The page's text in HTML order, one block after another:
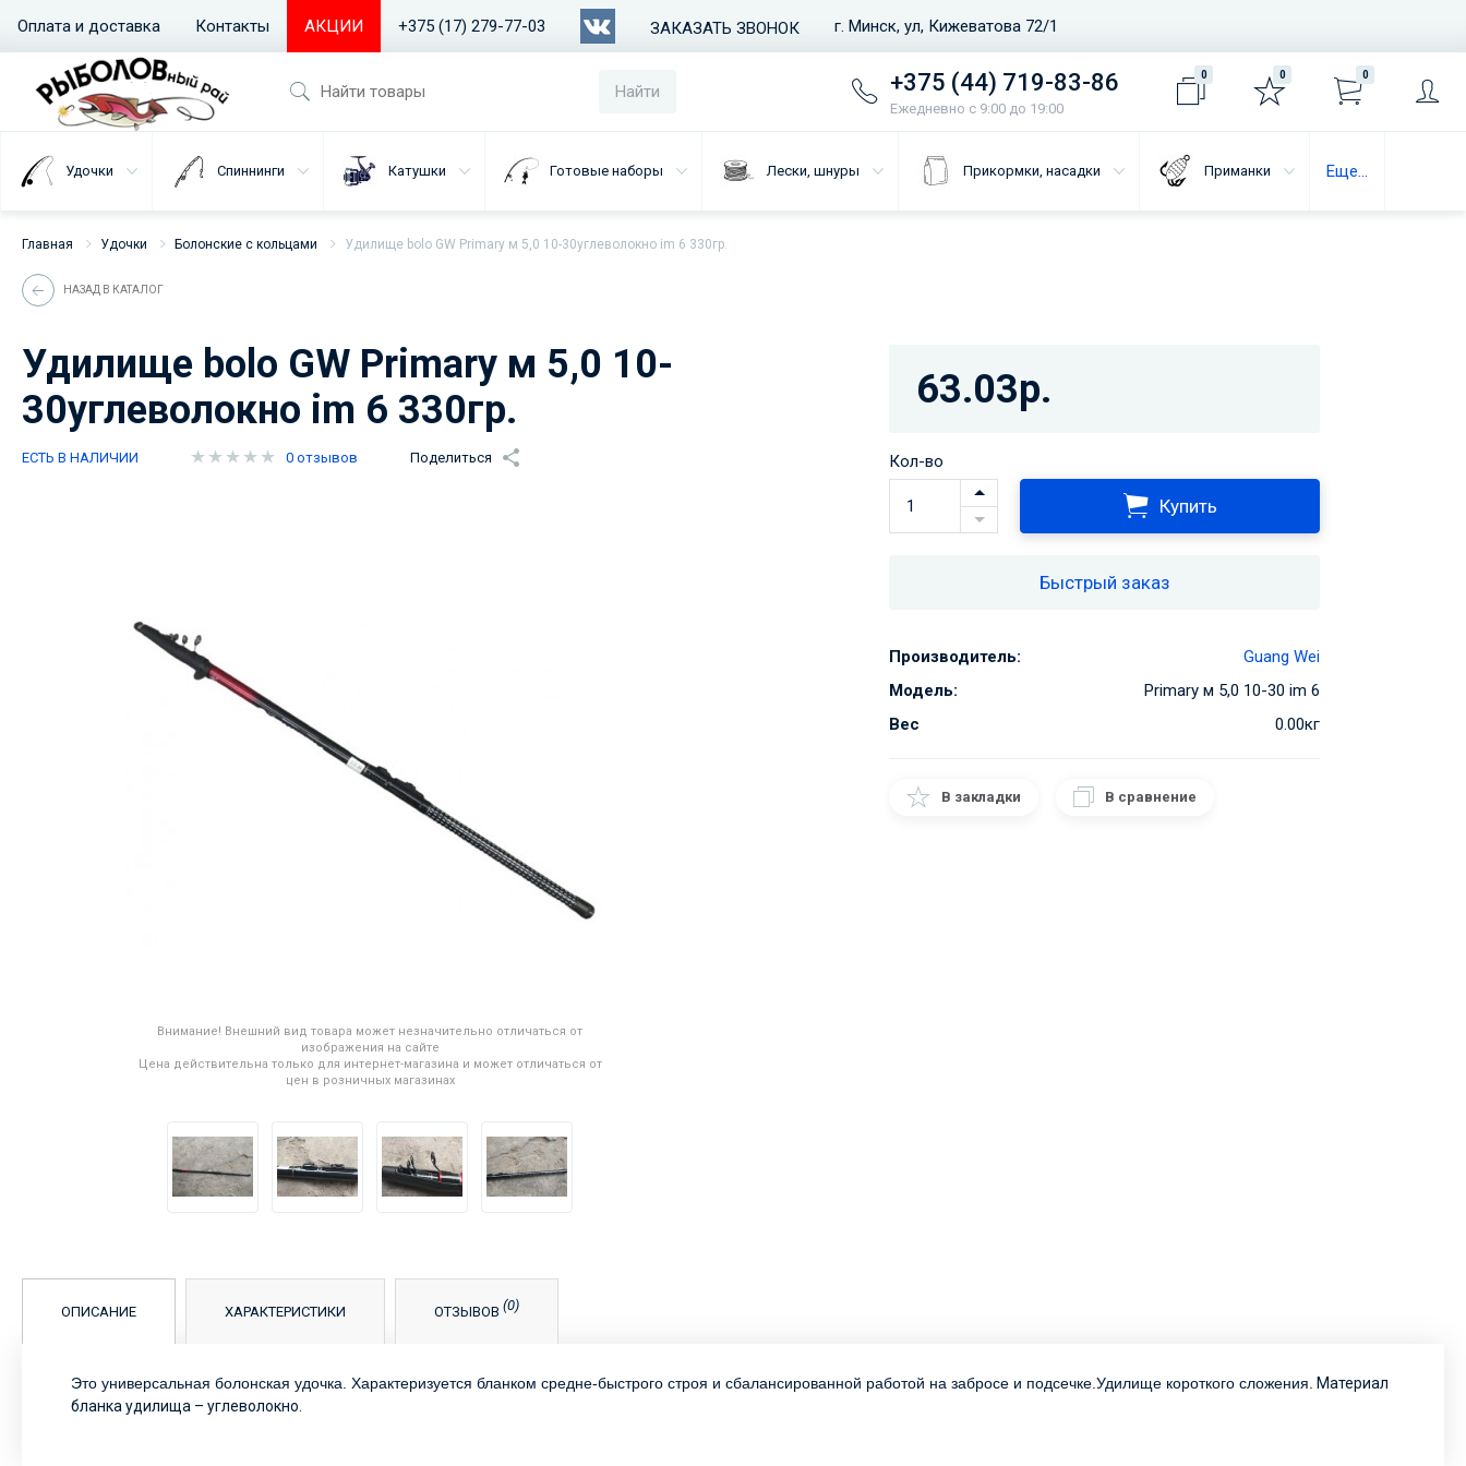
Оплата и доставка Контакты АКЦИИ +375 (17) 279-77-03 ЗАКАЗАТЬ ЗВОНОК г. Минск, ул, Кижеватова 72/1
Найти +375 (44) 719-83-86
Ежедневно с 9:00 до 19:00
0 0 0
Удочки Спиннинги Катушки Готовые наборы Лески, шнуры Прикормки, насадки Приманки Еще...
Главная Удочки Болонские с кольцами Удилище bolo GW Primary м 5,0 10-30углеволокно im 6 330гр.
НАЗАД В КАТАЛОГ
Удилище bolo GW Primary м 5,0 10-
30углеволокно im 6 330гр.
ЕСТЬ В НАЛИЧИИ 0 отзывов Поделиться
Внимание! Внешний вид товара может незначительно отличаться от
изображения на сайте
Цена действительна только для интернет-магазина и может отличаться от
цен в розничных магазинах
63.03р.
Кол-во
Купить
Быстрый заказ
Производитель:
Guang Wei
Модель:
Primary м 5,0 10-30 im 6
Вес
0.00кг
В закладки В сравнение
ОПИСАНИЕ ХАРАКТЕРИСТИКИ ОТЗЫВОВ (0)
Это универсальная болонская удочка. Характеризуется бланком средне-быстрого строя и сбалансированной работой на забросе и подсечке.Удилище короткого сложения.
Материал
бланка удилища – углеволокно.